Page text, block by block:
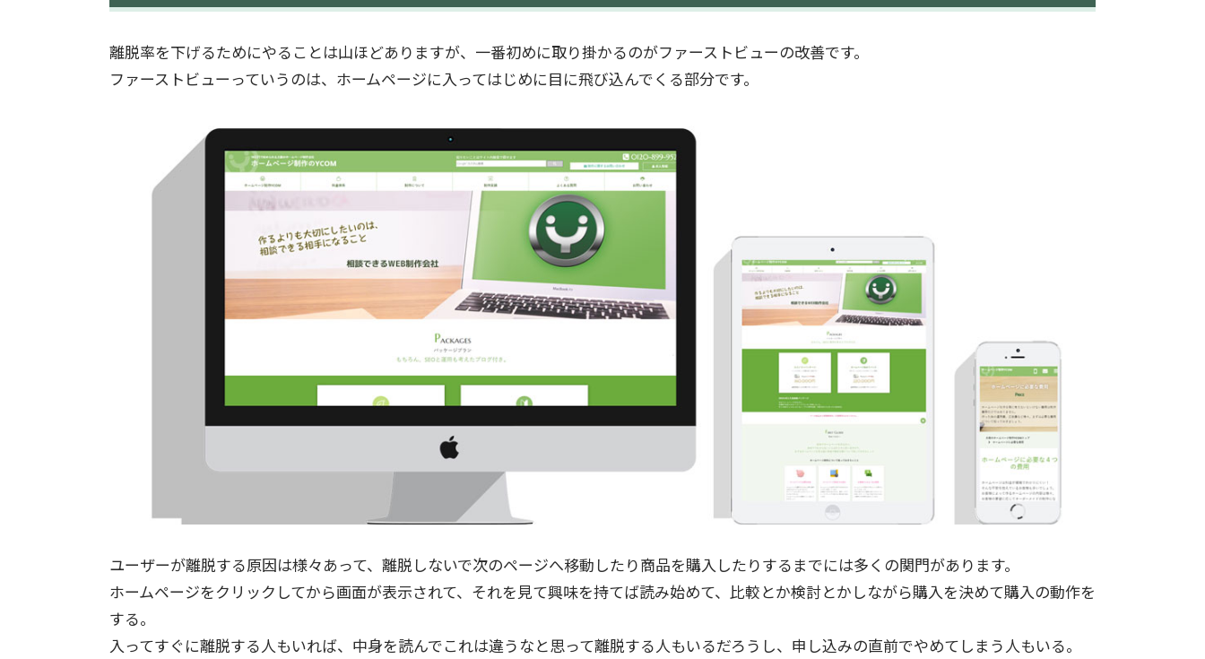
離脱率を下げるためにやることは山ほどありますが、一番初めに取り掛かるのがファーストビューの改善です。
ファーストビューっていうのは、ホームページに入ってはじめに目に飛び込んでくる部分です。
ユーザーが離脱する原因は様々あって、離脱しないで次のページへ移動したり商品を購入したりするまでには多くの関門があります。
ホームページをクリックしてから画面が表示されて、それを見て興味を持てば読み始めて、比較とか検討とかしながら購入を決めて購入の動作を
する。
入ってすぐに離脱する人もいれば、中身を読んでこれは違うなと思って離脱する人もいるだろうし、申し込みの直前でやめてしまう人もいる。